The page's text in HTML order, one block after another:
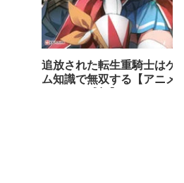
追放された転生重騎士はゲ
ム知識で無双する【アニメ